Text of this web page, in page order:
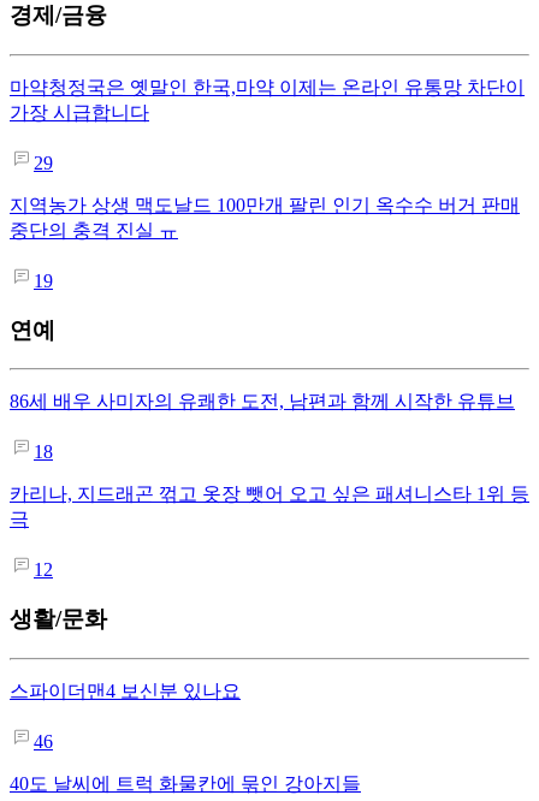
경제/금융
마약청정국은 옛말인 한국,마약 이제는 온라인 유통망 차단이
가장 시급합니다
29
지역농가 상생 맥도날드 100만개 팔린 인기 옥수수 버거 판매
중단의 충격 진실 ㅠ
19
연예
86세 배우 사미자의 유쾌한 도전, 남편과 함께 시작한 유튜브
18
카리나, 지드래곤 꺾고 옷장 뺏어 오고 싶은 패셔니스타 1위 등
극
12
생활/문화
스파이더맨4 보신분 있나요
46
40도 날씨에 트럭 화물칸에 묶인 강아지들